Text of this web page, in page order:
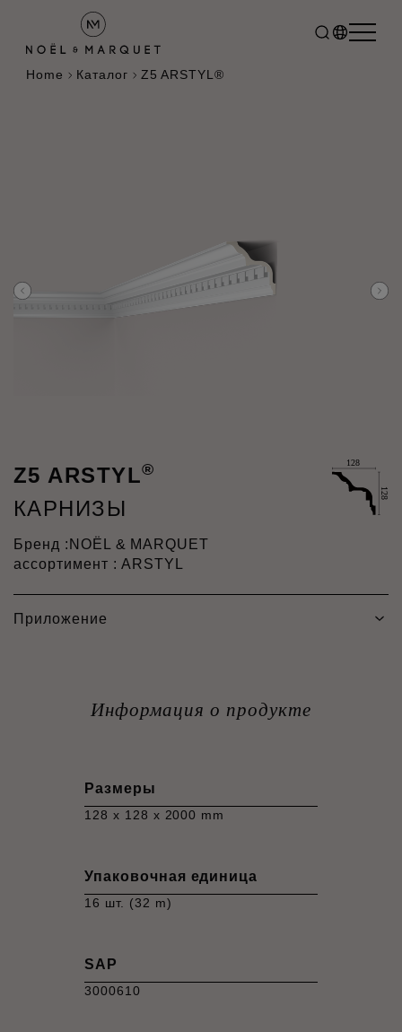
Home Каталог Z5 ARSTYL®
Z5 ARSTYL®
КАРНИЗЫ
Бренд : NOËL & MARQUET
ассортимент : ARSTYL
Приложение
Информация о продукте
Размеры
128 x 128 x 2000 mm
Упаковочная единица
16 шт. (32 m)
SAP
3000610